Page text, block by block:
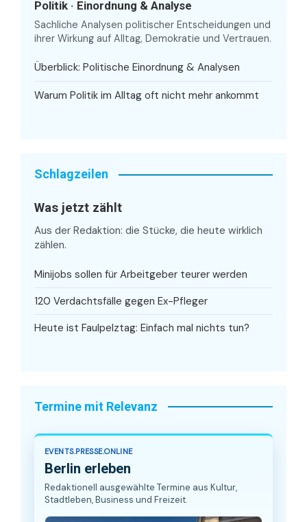
Politik · Einordnung & Analyse
Sachliche Analysen politischer Entscheidungen und
ihrer Wirkung auf Alltag, Demokratie und Vertrauen.
Überblick: Politische Einordnung & Analysen
Warum Politik im Alltag oft nicht mehr ankommt
Schlagzeilen
Was jetzt zählt
Aus der Redaktion: die Stücke, die heute wirklich
zählen.
Minijobs sollen für Arbeitgeber teurer werden
120 Verdachtsfälle gegen Ex-Pfleger
Heute ist Faulpelztag: Einfach mal nichts tun?
Termine mit Relevanz
EVENTS.PRESSE.ONLINE
Berlin erleben
Redaktionell ausgewählte Termine aus Kultur,
Stadtleben, Business und Freizeit.